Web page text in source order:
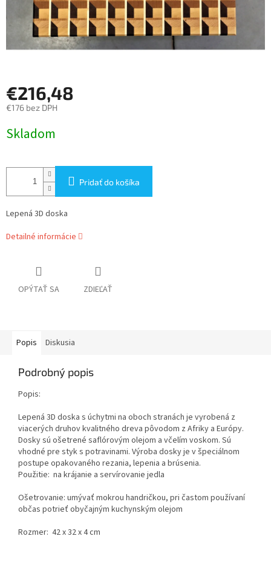
€216,48
€176 bez DPH
cena:
Skladom
Pridať do košíka
Lepená 3D doska
Detailné informácie
OPÝTAŤ SA ZDIEĽAŤ
Popis Diskusia
Podrobný popis
Popis:
Lepená 3D doska s úchytmi na oboch stranách je vyrobená z
viacerých druhov kvalitného dreva pôvodom z Afriky a Európy.
Dosky sú ošetrené saflórovým olejom a včelím voskom. Sú
vhodné pre styk s potravinami. Výroba dosky je v špeciálnom
postupe opakovaného rezania, lepenia a brúsenia.
Použitie: na krájanie a servírovanie jedla
Ošetrovanie: umývať mokrou handričkou, pri častom používaní
občas potrieť obyčajným kuchynským olejom
Rozmer: 42 x 32 x 4 cm